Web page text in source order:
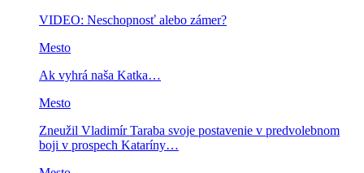
VIDEO: Neschopnosť alebo zámer?
Mesto
Ak vyhrá naša Katka…
Mesto
Zneužil Vladimír Taraba svoje postavenie v predvolebnom
boji v prospech Kataríny…